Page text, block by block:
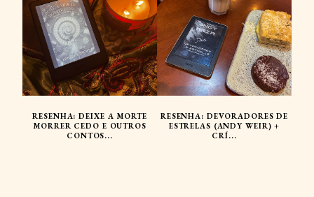
RESENHA: DEIXE A MORTE
MORRER CEDO E OUTROS
CONTOS...
RESENHA: DEVORADORES DE
ESTRELAS (ANDY WEIR) +
CRÍ...